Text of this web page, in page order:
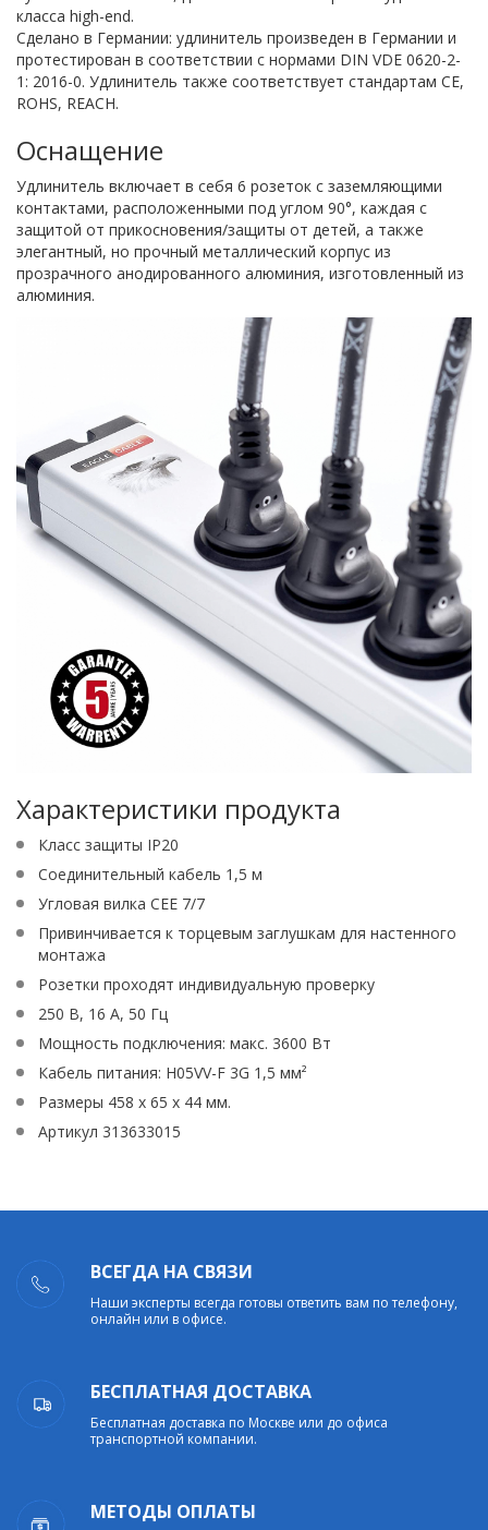
класса high-end.
Сделано в Германии: удлинитель произведен в Германии и
протестирован в соответствии с нормами DIN VDE 0620-2-
1: 2016-0. Удлинитель также соответствует стандартам CE,
ROHS, REACH.
Оснащение
Удлинитель включает в себя 6 розеток с заземляющими
контактами, расположенными под углом 90°, каждая с
защитой от прикосновения/защиты от детей, а также
элегантный, но прочный металлический корпус из
прозрачного анодированного алюминия, изготовленный из
алюминия.
Характеристики продукта
Класс защиты IP20
Соединительный кабель 1,5 м
Угловая вилка CEE 7/7
Привинчивается к торцевым заглушкам для настенного
монтажа
Розетки проходят индивидуальную проверку
250 В, 16 А, 50 Гц
Мощность подключения: макс. 3600 Вт
Кабель питания: H05VV-F 3G 1,5 мм²
Размеры 458 х 65 х 44 мм.
Артикул 313633015
ВСЕГДА НА СВЯЗИ
Наши эксперты всегда готовы ответить вам по телефону,
онлайн или в офисе.
БЕСПЛАТНАЯ ДОСТАВКА
Бесплатная доставка по Москве или до офиса
транспортной компании.
МЕТОДЫ ОПЛАТЫ